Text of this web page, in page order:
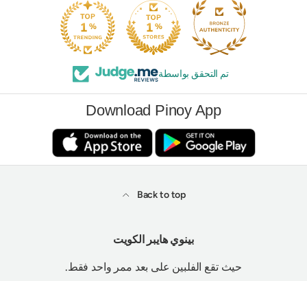
تم التحقق بواسطة
Download Pinoy App
Back to top
بينوي هايبر الكويت
حيث تقع الفلبين على بعد ممر واحد فقط.